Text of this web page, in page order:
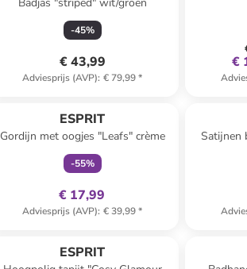
-45%
€ 43,99
Adviesprijs (AVP): € 79,99*
€
ESPRIT
Gordijn met oogjes "Leafs" crème
-55%
€ 17,99
Adviesprijs (AVP): € 39,99*
Satijnen
ESPRIT